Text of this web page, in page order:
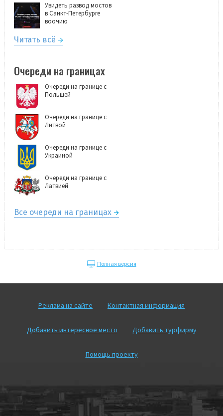
Увидеть развод мостов
в Санкт-Петербурге
воочию
Читать всё
Очереди на границах
Очереди на границе с
Польшей
Очереди на границе с
Литвой
Очереди на границе с
Украиной
Очереди на границе с
Латвией
Все очереди на границах
Полная версия
Реклама на сайте Контактная информация
Добавить интересное место Добавить турфирму
Помощь проекту